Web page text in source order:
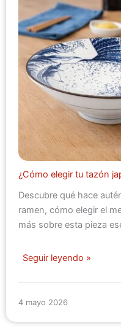
¿Cómo elegir tu tazón
Descubre qué hace
ramen, cómo elegir el
más sobre esta pieza
Seguir leyendo »
4 mayo 2026